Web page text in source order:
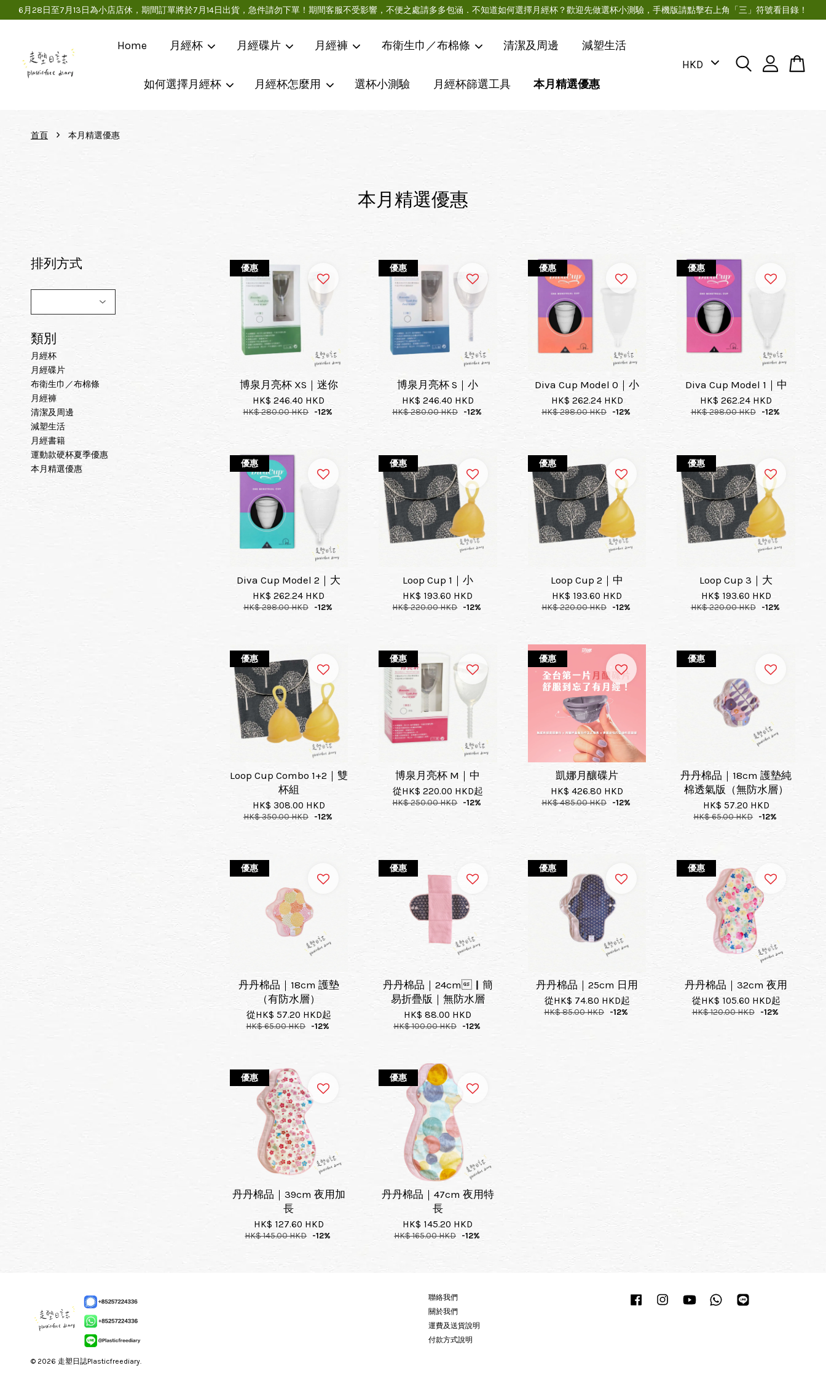
6月28日至7月13日為小店店休，期間訂單將於7月14日出貨，急件請勿下單！期間客服不受影響，不便之處請多多包涵．不知道如何選擇月經杯？歡迎先做選杯小測驗，手機版請點擊右上角「三」符號看目錄！
Home 月經杯 月經碟片 月經褲 布衛生巾／布棉條 清潔及周邊 減塑生活
如何選擇月經杯 月經杯怎麼用 選杯小測驗 月經杯篩選工具 本月精選優惠
首頁 › 本月精選優惠
本月精選優惠
排列方式
類別
月經杯
月經碟片
布衛生巾／布棉條
月經褲
清潔及周邊
減塑生活
月經書籍
運動款硬杯夏季優惠
本月精選優惠
優惠
博泉月亮杯 XS｜迷你
HK$ 246.40 HKD
HK$ 280.00 HKD -12%
優惠
博泉月亮杯 S｜小
HK$ 246.40 HKD
HK$ 280.00 HKD -12%
優惠
Diva Cup Model 0｜小
HK$ 262.24 HKD
HK$ 298.00 HKD -12%
優惠
Diva Cup Model 1｜中
HK$ 262.24 HKD
HK$ 298.00 HKD -12%
優惠
Diva Cup Model 2｜大
HK$ 262.24 HKD
HK$ 298.00 HKD -12%
優惠
Loop Cup 1｜小
HK$ 193.60 HKD
HK$ 220.00 HKD -12%
優惠
Loop Cup 2｜中
HK$ 193.60 HKD
HK$ 220.00 HKD -12%
優惠
Loop Cup 3｜大
HK$ 193.60 HKD
HK$ 220.00 HKD -12%
優惠
Loop Cup Combo 1+2｜雙
杯組
HK$ 308.00 HKD
HK$ 350.00 HKD -12%
優惠
博泉月亮杯 M｜中
從HK$ 220.00 HKD起
HK$ 250.00 HKD -12%
優惠
凱娜月釀碟片
HK$ 426.80 HKD
HK$ 485.00 HKD -12%
優惠
丹丹棉品｜18cm 護墊純
棉透氣版（無防水層）
HK$ 57.20 HKD
HK$ 65.00 HKD -12%
優惠
丹丹棉品｜18cm 護墊
（有防水層）
從HK$ 57.20 HKD起
HK$ 65.00 HKD -12%
優惠
丹丹棉品｜24cm｜簡
易折疊版｜無防水層
HK$ 88.00 HKD
HK$ 100.00 HKD -12%
優惠
丹丹棉品｜25cm 日用
從HK$ 74.80 HKD起
HK$ 85.00 HKD -12%
優惠
丹丹棉品｜32cm 夜用
從HK$ 105.60 HKD起
HK$ 120.00 HKD -12%
優惠
丹丹棉品｜39cm 夜用加
長
HK$ 127.60 HKD
HK$ 145.00 HKD -12%
優惠
丹丹棉品｜47cm 夜用特
長
HK$ 145.20 HKD
HK$ 165.00 HKD -12%
© 2026 走塑日誌Plasticfreediary.
聯絡我們
關於我們
運費及送貨說明
付款方式說明
FacebookInstagramYouTube Whatsapp